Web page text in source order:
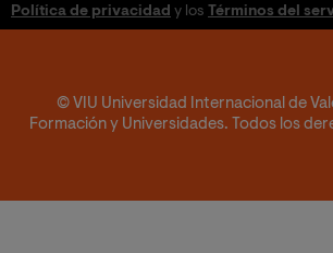
Política de privacidad y los Términos del
© VIU Universidad Internacional de
Formación y Universidades. Todos los